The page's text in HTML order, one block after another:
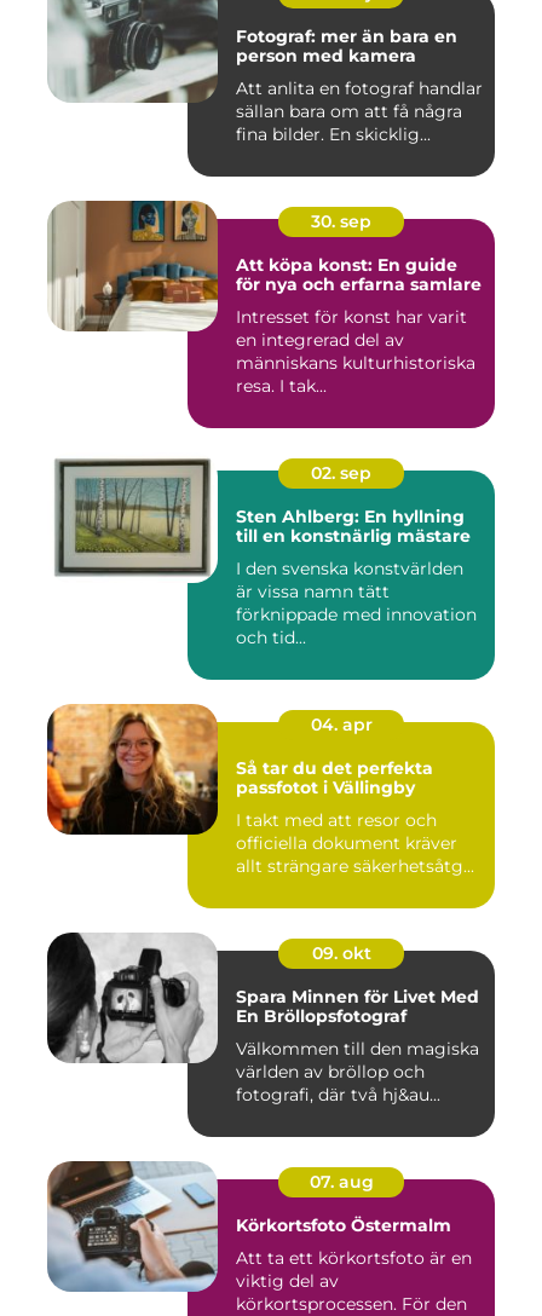
Fotograf: mer än bara en
person med kamera
Att anlita en fotograf handlar
sällan bara om att få några
fina bilder. En skicklig...
30. sep
Att köpa konst: En guide
för nya och erfarna samlare
Intresset för konst har varit
en integrerad del av
människans kulturhistoriska
resa. I tak...
02. sep
Sten Ahlberg: En hyllning
till en konstnärlig mästare
I den svenska konstvärlden
är vissa namn tätt
förknippade med innovation
och tid...
04. apr
Så tar du det perfekta
passfotot i Vällingby
I takt med att resor och
officiella dokument kräver
allt strängare säkerhetsåtg...
09. okt
Spara Minnen för Livet Med
En Bröllopsfotograf
Välkommen till den magiska
världen av bröllop och
fotografi, där två hj&au...
07. aug
Körkortsfoto Östermalm
Att ta ett körkortsfoto är en
viktig del av
körkortsprocessen. För den